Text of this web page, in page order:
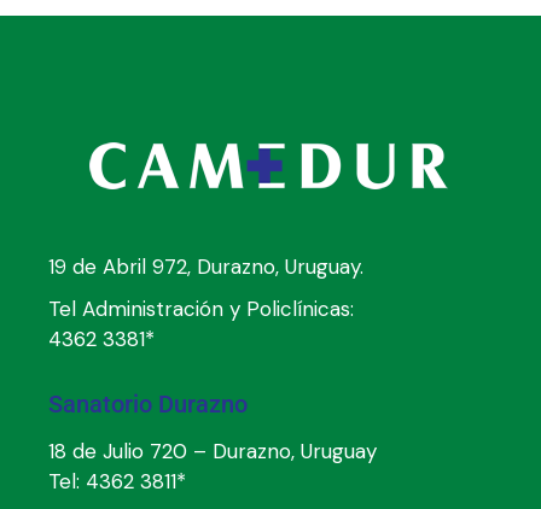
19 de Abril 972, Durazno, Uruguay.
Tel Administración y Policlínicas:
4362 3381*
Sanatorio Durazno
18 de Julio 720 – Durazno, Uruguay
Tel: 4362 3811*